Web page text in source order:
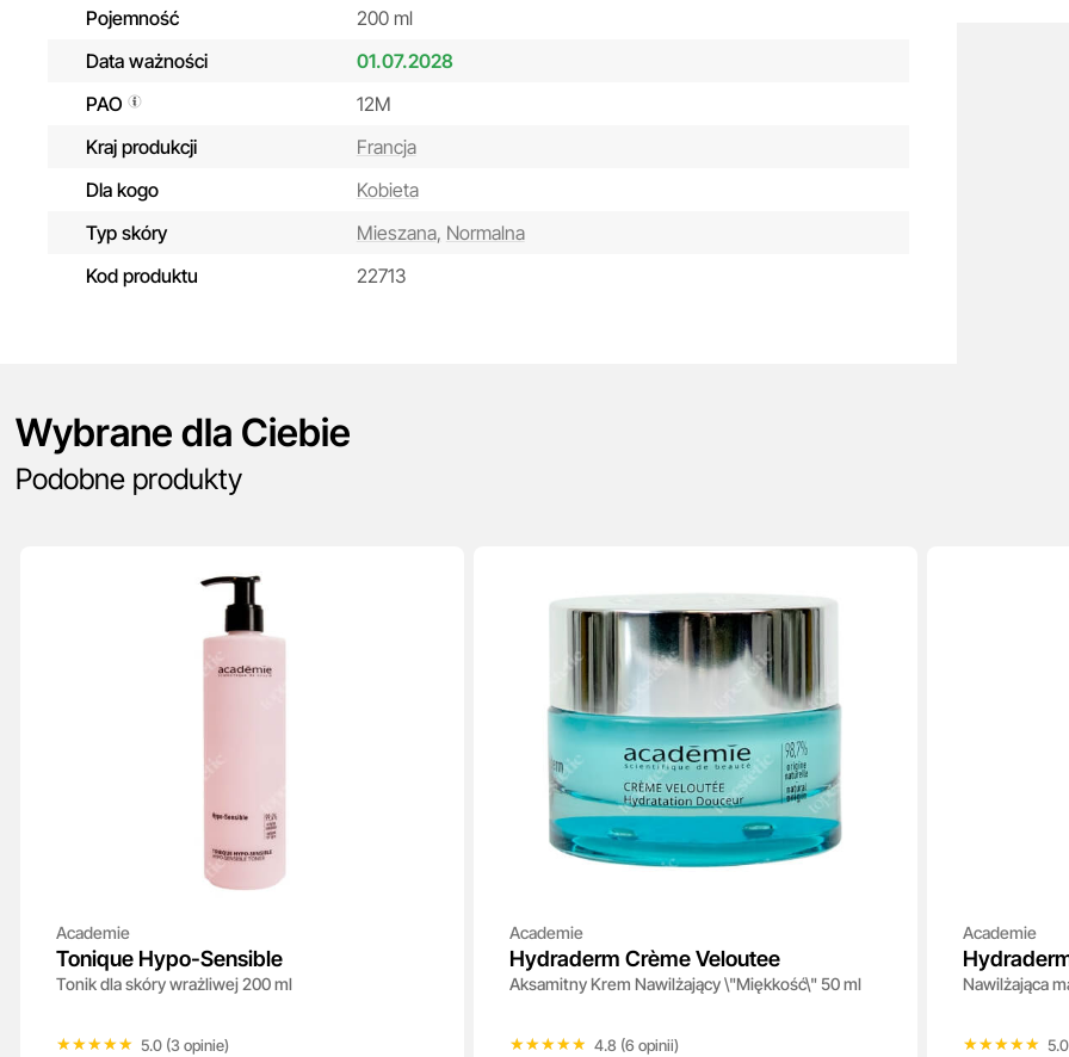
Pojemność
200 ml
Data ważności
01.07.2028
PAO
12M
Kraj produkcji
Francja
Dla kogo
Kobieta
Typ skóry
Mieszana, Normalna
Kod produktu
22713
Wybrane dla Ciebie
Podobne produkty
Academie
Tonique Hypo-Sensible
Tonik dla skóry wrażliwej 200 ml
★★★★★
★★★★★ 5.0 (3 opinie)
Academie
Hydraderm Crème Veloutee
Aksamitny Krem Nawilżający \"Miękkość\" 50 ml
★★★★★
★★★★★ 4.8 (6 opinii)
Academie
Douceur
Nawilżająca
★★★★★
★★★★★